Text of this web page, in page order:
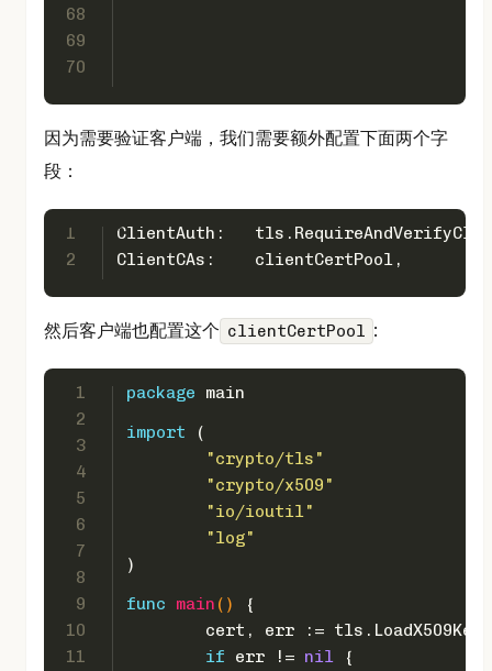
68
69
70
因为需要验证客户端，我们需要额外配置下面两个字
段：
1
2
ClientAuth:
ClientCAs:    clientCertPool,
然后客户端也配置这个 clientCertPool :
1
2
3
4
5
6
7
8
9
10
11
package main
import (
"crypto/tls"
"crypto/x509"
"io/ioutil"
"log"
)
func
main ()
{
cert, err :=
if err != nil {